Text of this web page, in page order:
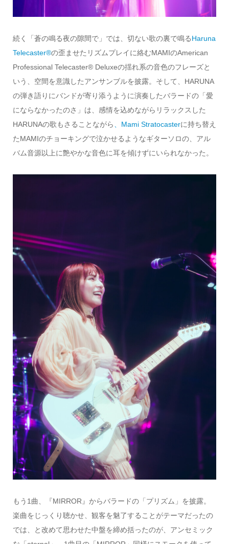
続く「蒼の鳴る夜の隙間で」では、切ない歌の裏で鳴るHaruna
Telecaster®の歪ませたリズムプレイに絡むMAMIのAmerican
Professional Telecaster®︎ Deluxeの揺れ系の音色のフレーズと
いう、空間を意識したアンサンブルを披露。そして、HARUNA
の弾き語りにバンドが寄り添うように演奏したバラードの「愛
にならなかったのさ」は、感情を込めながらリラックスした
HARUNAの歌もさることながら、Mami Stratocasterに持ち替え
たMAMIのチョーキングで泣かせるようなギターソロの、アル
バム音源以上に艶やかな音色に耳を傾けずにいられなかった。
もう1曲、『MIRROR』からバラードの「プリズム」を披露。
楽曲をじっくり聴かせ、観客を魅了することがテーマだったの
では、と改めて思わせた中盤を締め括ったのが、アンセミック